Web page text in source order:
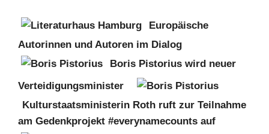
Europäische
Autorinnen und Autoren im Dialog
Boris Pistorius wird neuer
Verteidigungsminister
Kulturstaatsministerin Roth ruft zur Teilnahme
am Gedenkprojekt #everynamecounts auf